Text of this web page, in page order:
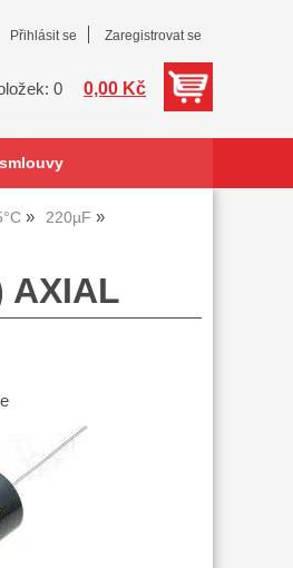
Přihlásit se Zaregistrovat se
0 0,00 Kč
220µF
AXIAL